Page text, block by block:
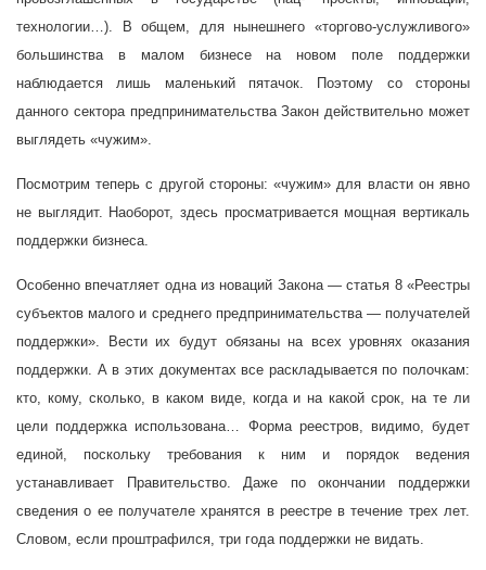
технологии…). В общем, для нынешнего «торгово-услужливого»
большинства в малом бизнесе на новом поле поддержки
наблюдается лишь маленький пятачок. Поэтому со стороны
данного сектора предпринимательства Закон действительно может
выглядеть «чужим».
Посмотрим теперь с другой стороны: «чужим» для власти он явно
не выглядит. Наоборот, здесь просматривается мощная вертикаль
поддержки бизнеса.
Особенно впечатляет одна из новаций Закона — статья 8 «Реестры
субъектов малого и среднего предпринимательства — получателей
поддержки». Вести их будут обязаны на всех уровнях оказания
поддержки. А в этих документах все раскладывается по полочкам:
кто, кому, сколько, в каком виде, когда и на какой срок, на те ли
цели поддержка использована… Форма реестров, видимо, будет
единой, поскольку требования к ним и порядок ведения
устанавливает Правительство. Даже по окончании поддержки
сведения о ее получателе хранятся в реестре в течение трех лет.
Словом, если проштрафился, три года поддержки не видать.